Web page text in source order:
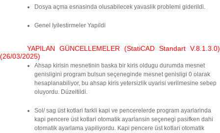
Dosya açma esnasinda olusabilecek yavaslik problemi giderildi.
Genel Iyilestirmeler Yapildi
YAPILAN GÜNCELLEMELER (StatiCAD Standart V.8.1.3.0)
(26/03/2025)
Ahsap kirisin mesnetinin baska bir kiris oldugu durumda mesnet
genisligini program bulsun seçeneginde mesnet genisligi 0 olarak
hesaplanabiliyor, bu ahsap kiris yetersizlik uyarisi verilmesine sebep
oluyordu. Düzeltildi.
Sol/ sag üst kotlari farkli kapi ve pencerelerde program ayarlarinda
kapi pencere üst kotlari otomatik ayarlansin seçenegi pasifken dahi
otomatik ayarlama yapiliyordu. Kapi pencere üst kotlari otomatik